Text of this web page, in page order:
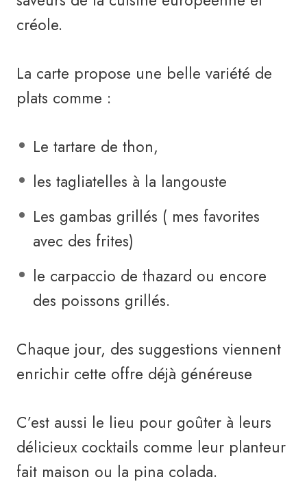
créole.
La carte propose une belle variété de
plats comme :
Le tartare de thon,
les tagliatelles à la langouste
Les gambas grillés ( mes favorites
avec des frites)
le carpaccio de thazard ou encore
des poissons grillés.
Chaque jour, des suggestions viennent
enrichir cette offre déjà généreuse
C’est aussi le lieu pour goûter à leurs
délicieux cocktails comme leur planteur
fait maison ou la pina colada.